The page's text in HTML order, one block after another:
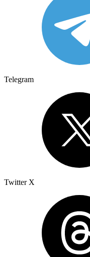
Telegram
Twitter X